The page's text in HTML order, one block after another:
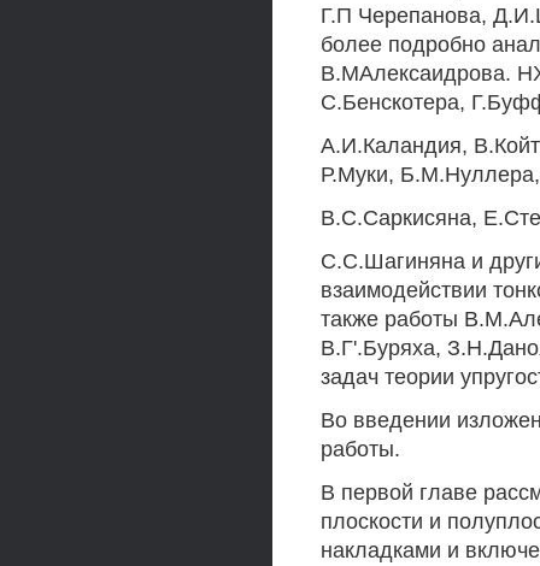
Г.П Черепанова,
более подробно
В.МАлексаидрова.
С.Бенскотера,
A.И.Каландия,
Р.Муки,
B.С.Саркисяна,
C.С.Шагиняна и
взаимодействии
также работы
В.Г'.Буряха,
задач теории
Во введении
работы.
В первой главе
плоскости и
накладками и